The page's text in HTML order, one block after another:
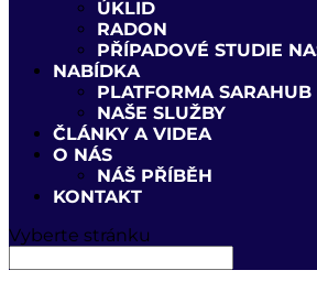
ÚKLID
RADON
PŘÍPADOVÉ STUDIE
NABÍDKA
PLATFORMA SARAHUB
NAŠE SLUŽBY
ČLÁNKY A VIDEA
O NÁS
NÁŠ PŘÍBĚH
KONTAKT
Vyberte stránku